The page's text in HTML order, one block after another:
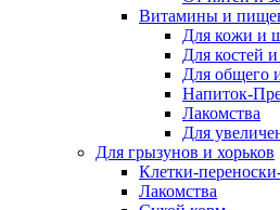
Витамины и
Для кожи и
Для костей и
Для общего
Напиток-
Лакомства
Для
Для грызунов и хорьков
Клетки-
Лакомства